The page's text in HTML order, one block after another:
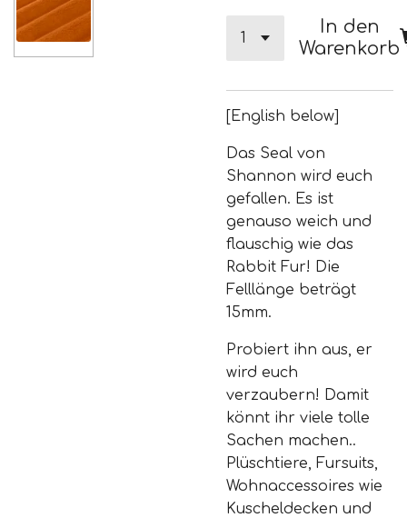
In den
Warenkorb
[English below]
Das Seal von
Shannon wird euch
gefallen. Es ist
genauso weich und
flauschig wie das
Rabbit Fur! Die
Felllänge beträgt
15mm.
Probiert ihn aus, er
wird euch
verzaubern! Damit
könnt ihr viele tolle
Sachen machen..
Plüschtiere, Fursuits,
Wohnaccessoires wie
Kuscheldecken und